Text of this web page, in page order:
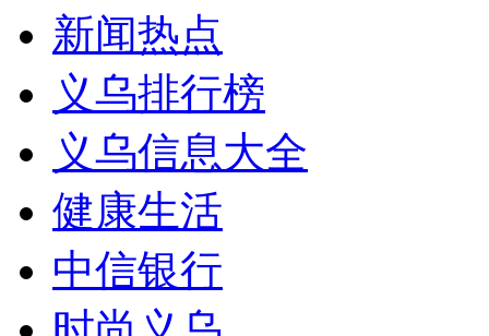
新闻热点
义乌排行榜
义乌信息大全
健康生活
中信银行